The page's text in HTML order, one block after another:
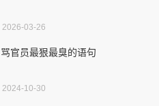
2026-03-26
骂官员最狠最臭的语句
2024-10-30